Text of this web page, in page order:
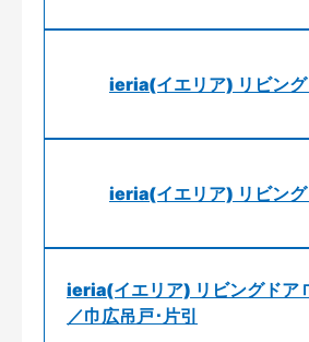
ieria(イエリア) リビング
ieria(イエリア) リビング
ieria(イエリア) リビングドア
／巾広吊戸･片引